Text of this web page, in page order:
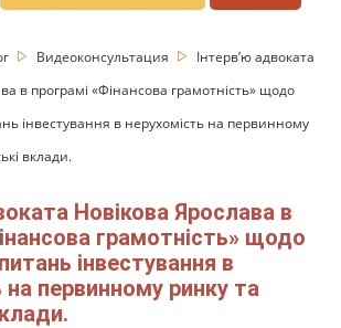
Видеоконсультация
Інтерв’ю адвоката
в програмі «Фінансова грамотність» щодо
інвестування в нерухомість на первинному
вклади.
Новікова Ярослава в
грамотність» щодо
інвестування в
на первинному ринку та